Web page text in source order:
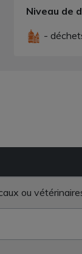
Niveau de
-
ou